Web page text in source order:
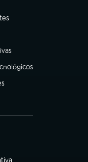
aba)
aba)